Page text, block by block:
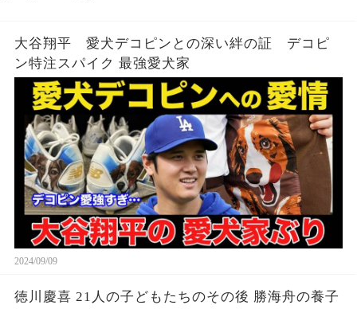
大谷翔平 愛犬デコピンとの深い絆の証 デコピ
ン特注スパイク 最強愛犬家
2024/09/09
徳川慶喜 21人の子どもたちのその後 勝海舟の養子